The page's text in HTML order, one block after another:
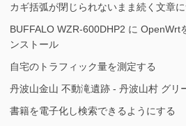
カギ括弧が閉じられないまま続く文章
BUFFALO WZR-600DHP2 に OpenWrt
ンストール
自宅のトラフィック量を測定する
丹波山金山 不動滝遺跡 - 丹波山村 グリ
書籍を電子化し検索できるようにする